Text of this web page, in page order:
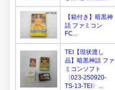
【箱付き】暗黒神
話 ファミコン
FC...
TEI【現状渡し
品】暗黒神話 ファ
ミコンソフト
〈023-250920-
TS-13-TEI〉...